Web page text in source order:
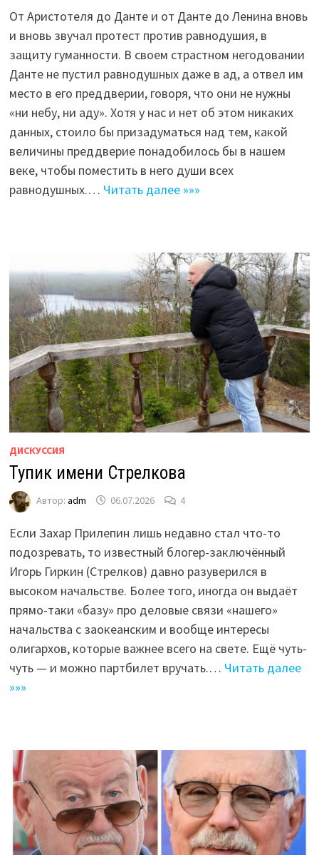
От Аристотеля до Данте и от Данте до Ленина вновь
и вновь звучал протест против равнодушия, в
защиту гуманности. В своем страстном негодовании
Данте не пустил равнодушных даже в ад, а отвел им
место в его преддверии, говоря, что они не нужны
«ни небу, ни аду». Хотя у нас и нет об этом никаких
данных, стоило бы призадуматься над тем, какой
величины преддверие понадобилось бы в нашем
веке, чтобы поместить в него души всех
равнодушных.… Читать далее »»»
ДИСКУССИЯ
Тупик имени Стрелкова
Автор: adm 06.07.2026 4
Если Захар Прилепин лишь недавно стал что-то
подозревать, то известный блогер-заключённый
Игорь Гиркин (Стрелков) давно разуверился в
высоком начальстве. Более того, иногда он выдаёт
прямо-таки «базу» про деловые связи «нашего»
начальства с заокеанским и вообще интересы
олигархов, которые важнее всего на свете. Ещё чуть-
чуть — и можно партбилет вручать.… Читать далее
»»»